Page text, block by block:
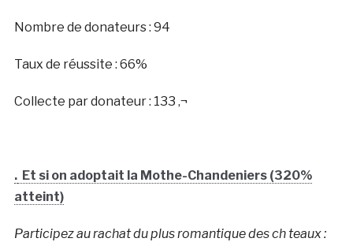
Nombre de donateurs : 94
Taux de réussite : 66%
Collecte par donateur : 133 ‚¬
.Et si on adoptait la Mothe-Chandeniers (320%
atteint)
Participez au rachat du plus romantique des ch teaux :